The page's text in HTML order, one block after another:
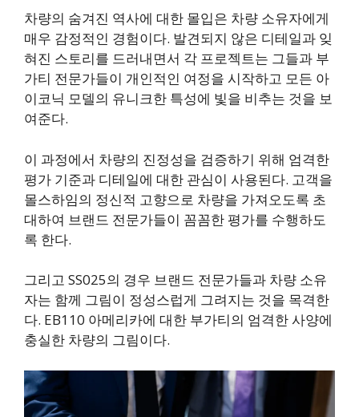
차량의 숨겨진 역사에 대한 몰입은 차량 소유자에게
매우 감정적인 경험이다. 발견되지 않은 디테일과 잊
혀진 스토리를 드러내면서 각 프로젝트는 그들과 부
가티 전문가들이 개인적인 여정을 시작하고 모든 아
이코닉 모델의 유니크한 특성에 빛을 비추는 것을 보
여준다.
이 과정에서 차량의 진정성을 검증하기 위해 엄격한
평가 기준과 디테일에 대한 관심이 사용된다. 고객을
몰스하임의 정신적 고향으로 차량을 가져오도록 초
대하여 브랜드 전문가들이 꼼꼼한 평가를 수행하도
록 한다.
그리고 SS025의 경우 브랜드 전문가들과 차량 소유
자는 함께 그림이 정성스럽게 그려지는 것을 목격한
다. EB110 아메리카에 대한 부가티의 엄격한 사양에
충실한 차량의 그림이다.